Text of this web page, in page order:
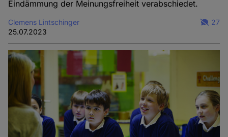
Eindämmung der Meinungsfreiheit verabschiedet.
Clemens Lintschinger
25.07.2023
27